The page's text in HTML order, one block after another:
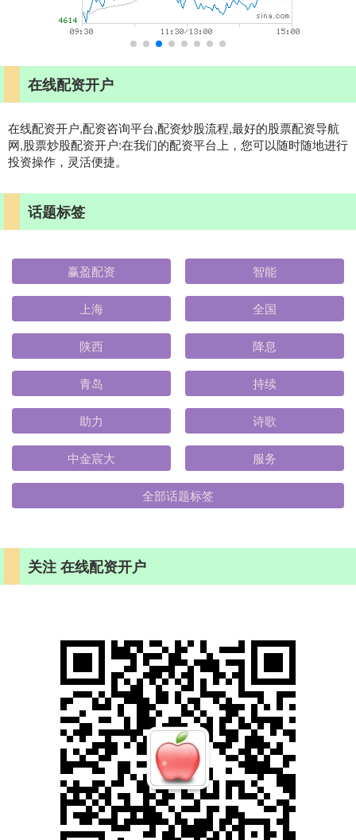
在线配资开户
在线配资开户,配资咨询平台,配资炒股流程,最好的股票配资导航
网,股票炒股配资开户:在我们的配资平台上，您可以随时随地进行
投资操作，灵活便捷。
话题标签
赢盈配资 智能
上海 全国
陕西 降息
青岛 持续
助力 诗歌
中金宸大 服务
全部话题标签
关注 在线配资开户